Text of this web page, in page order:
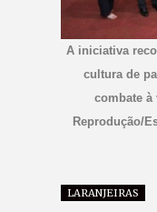
A iniciativa
cultura de
combate à
Reprodução/
LARANJEIRAS